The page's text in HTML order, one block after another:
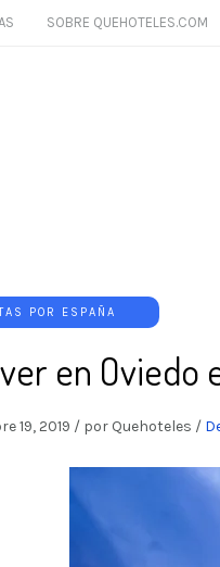
SOBRE QUEHOTELES.COM
POR ESPAÑA
en Oviedo
19, 2019 / por Quehoteles /